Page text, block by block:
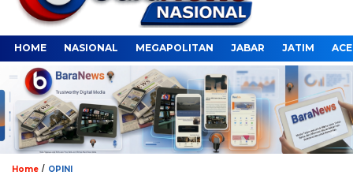
HOME NASIONAL MEGAPOLITAN JABAR JATIM
Home / OPINI